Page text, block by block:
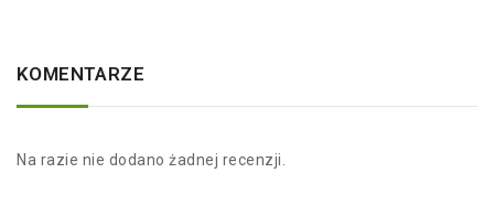
KOMENTARZE
Na razie nie dodano żadnej recenzji.